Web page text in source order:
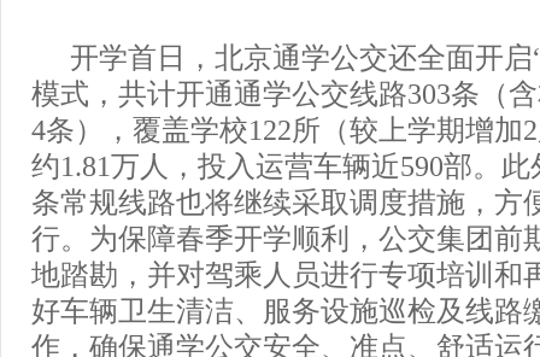
开学首日，北京通学公交还全面开启
模式，共计开通通学公交线路303条（
4条），覆盖学校122所（较上学期增加
约1.81万人，投入运营车辆近590部。此
条常规线路也将继续采取调度措施，方
行。为保障春季开学顺利，公交集团前
地踏勘，并对驾乘人员进行专项培训和
好车辆卫生清洁、服务设施巡检及线路
作，确保通学公交安全、准点、舒适运